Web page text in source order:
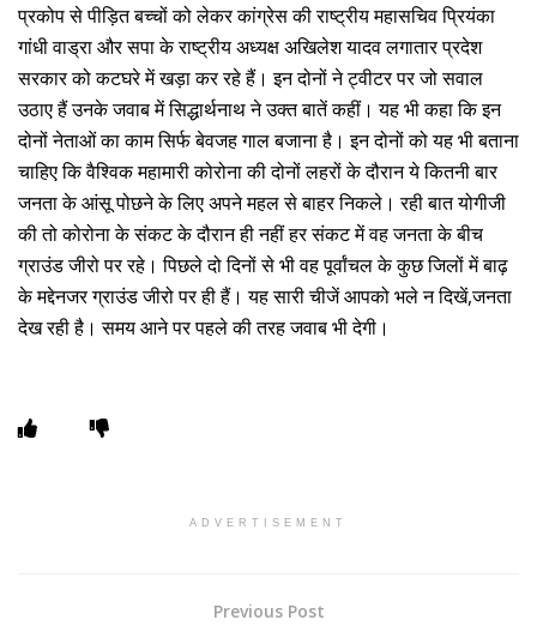
प्रकोप से पीड़ित बच्चों को लेकर कांग्रेस की राष्ट्रीय महासचिव प्रियंका
गांधी वाड्रा और सपा के राष्ट्रीय अध्यक्ष अखिलेश यादव लगातार प्रदेश
सरकार को कटघरे में खड़ा कर रहे हैं। इन दोनों ने ट्वीटर पर जो सवाल
उठाए हैं उनके जवाब में सिद्धार्थनाथ ने उक्त बातें कहीं। यह भी कहा कि इन
दोनों नेताओं का काम सिर्फ बेवजह गाल बजाना है। इन दोनों को यह भी बताना
चाहिए कि वैश्विक महामारी कोरोना की दोनों लहरों के दौरान ये कितनी बार
जनता के आंसू पोछने के लिए अपने महल से बाहर निकले। रही बात योगीजी
की तो कोरोना के संकट के दौरान ही नहीं हर संकट में वह जनता के बीच
ग्राउंड जीरो पर रहे। पिछले दो दिनों से भी वह पूर्वांचल के कुछ जिलों में बाढ़
के मद्देनजर ग्राउंड जीरो पर ही हैं। यह सारी चीजें आपको भले न दिखें,जनता
देख रही है। समय आने पर पहले की तरह जवाब भी देगी।
ADVERTISEMENT
Previous Post